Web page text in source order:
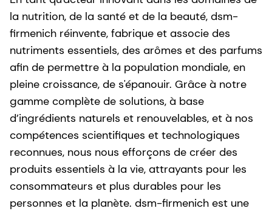
la nutrition, de la santé et de la beauté, dsm-
firmenich réinvente, fabrique et associe des
nutriments essentiels, des arômes et des parfums
afin de permettre à la population mondiale, en
pleine croissance, de s'épanouir. Grâce à notre
gamme complète de solutions, à base
d’ingrédients naturels et renouvelables, et à nos
compétences scientifiques et technologiques
reconnues, nous nous efforçons de créer des
produits essentiels à la vie, attrayants pour les
consommateurs et plus durables pour les
personnes et la planète. dsm-firmenich est une